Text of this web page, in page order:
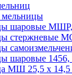
шаровые
стержневые
шаровые
МШ 25,5 х